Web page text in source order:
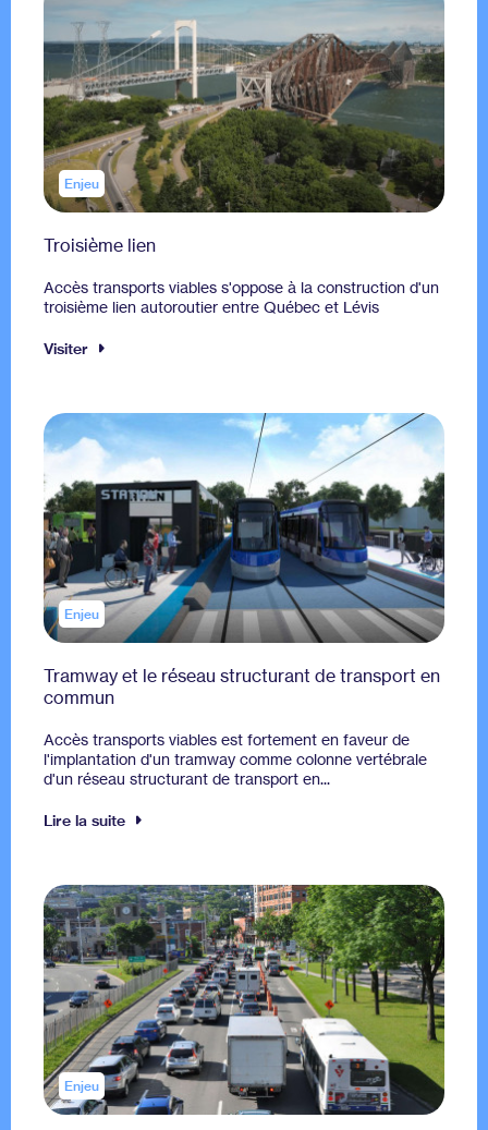
Enjeu
Troisième lien
Accès transports viables s'oppose à la construction d'un
troisième lien autoroutier entre Québec et Lévis
Visiter
Enjeu
Tramway et le réseau structurant de transport en
commun
Accès transports viables est fortement en faveur de
l'implantation d'un tramway comme colonne vertébrale
d'un réseau structurant de transport en...
Lire la suite
Enjeu